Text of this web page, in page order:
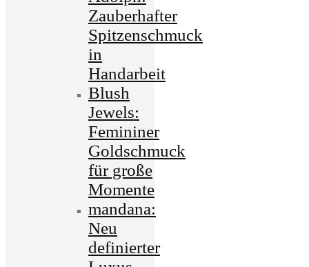
Zauberhafter
Spitzenschmuck
in
Handarbeit
Blush
Jewels:
Femininer
Goldschmuck
für große
Momente
mandana:
Neu
definierter